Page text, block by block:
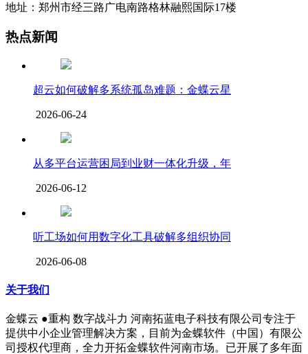
地址：郑州市经三路广电南路格林融熙国际17楼
热点新闻
超云如何破解多系统孤岛难题：金蝶云星
2026-06-24
从多平台运营困局到业财一体化升级，年
2026-06-12
听工场如何用数字化工具破解多组织协同
2026-06-08
关于我们
金蝶云 ●重构 数字战斗力 河南拓蓝电子科技有限公司专注于
提供中小企业管理解决方案，目前为金蝶软件（中国）有限公
司授权代理商，全力开拓金蝶软件河南市场。已开展了多年面